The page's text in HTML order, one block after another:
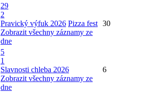
29
2
Pravický výfuk 2026 Pizza fest
Zobrazit všechny záznamy ze
dne
30
5
1
Slavnosti chleba 2026
Zobrazit všechny záznamy ze
dne
6